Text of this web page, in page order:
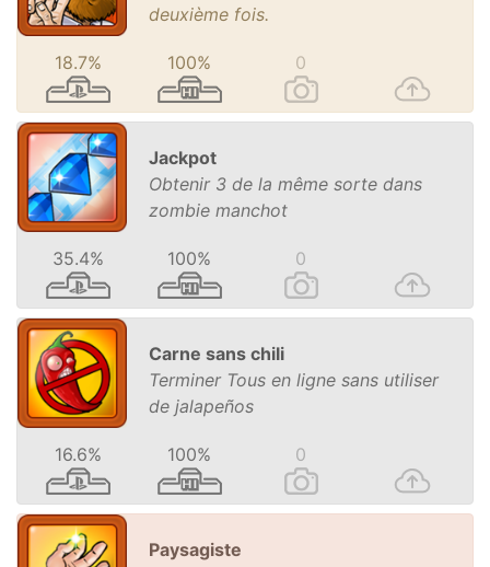
deuxième fois.
18.7% 100% 0
Jackpot
Obtenir 3 de la même sorte dans
zombie manchot
35.4% 100% 0
Carne sans chili
Terminer Tous en ligne sans utiliser
de jalapeños
16.6% 100% 0
Paysagiste